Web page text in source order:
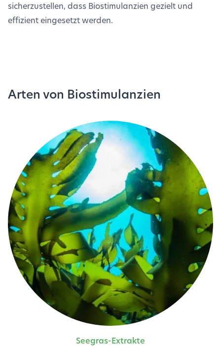
sicherzustellen, dass Biostimulanzien gezielt und
effizient eingesetzt werden.
Arten von Biostimulanzien
Seegras-Extrakte